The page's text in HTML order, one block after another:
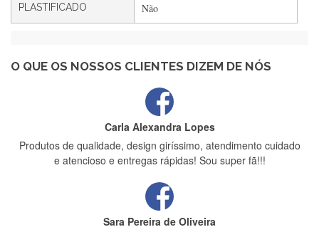
PLASTIFICADO Não
O QUE OS NOSSOS CLIENTES DIZEM DE NÓS
estrelas
Carla Alexandra Lopes
Produtos de qualidade, design giríssimo, atendimento cuidado
e atencioso e entregas rápidas! Sou super fã!!!
Sara Pereira de Oliveira